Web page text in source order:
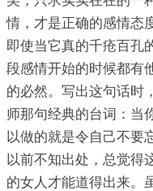
情，才是正确的感情态
即使当它真的千疮百孔
段感情开始的时候都有
的必然。写出这句话时
师那句经典的台词：当
以做的就是令自己不要
以前不知出处，总觉得
的女人才能道得出来。